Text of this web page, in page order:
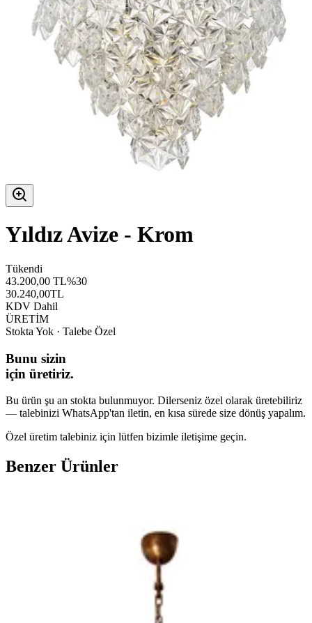
Yıldız Avize - Krom
Tükendi
43.200,00 TL%30
30.240,00TL
KDV Dahil
ÜRETİM
Stokta Yok · Talebe Özel
Bunu sizin
için üretiriz.
Bu ürün şu an stokta bulunmuyor. Dilerseniz özel olarak üretebiliriz
— talebinizi WhatsApp'tan iletin, en kısa sürede size dönüş yapalım.
Özel üretim talebiniz için lütfen bizimle iletişime geçin.
Benzer Ürünler